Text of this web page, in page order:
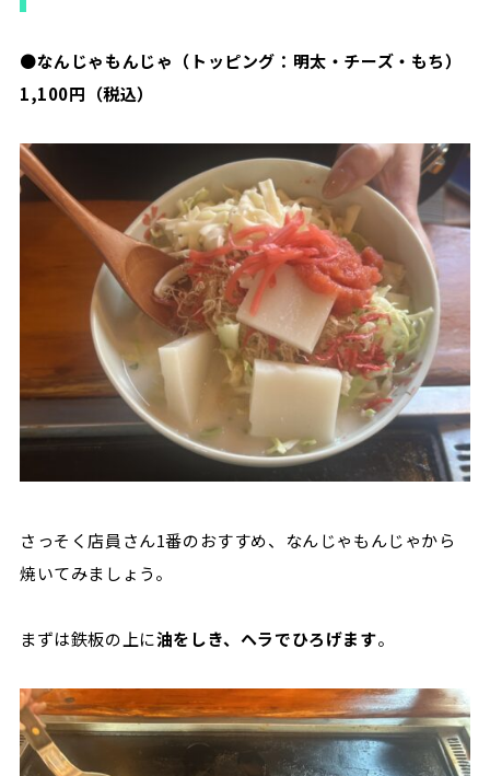
●なんじゃもんじゃ（トッピング：明太・チーズ・もち）
1,100円（税込）
さっそく店員さん1番のおすすめ、なんじゃもんじゃから
焼いてみましょう。
まずは鉄板の上に油をしき、ヘラでひろげます。